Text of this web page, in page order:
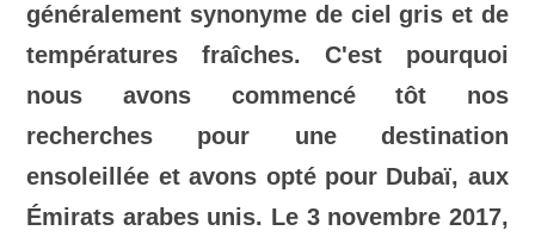
généralement synonyme de ciel gris et de
températures fraîches. C'est pourquoi
nous avons commencé tôt nos
recherches pour une destination
ensoleillée et avons opté pour Dubaï, aux
Émirats arabes unis. Le 3 novembre 2017,